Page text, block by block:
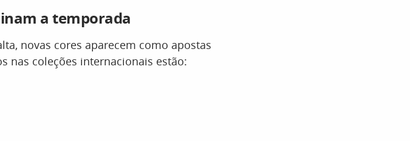
a temporada
novas cores aparecem como apostas
nas coleções internacionais estão: